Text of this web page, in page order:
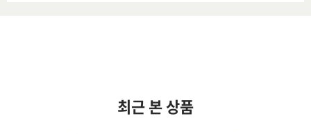
최근 본 상품